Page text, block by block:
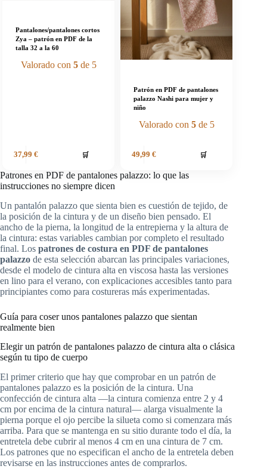
Pantalones/pantalones cortos
Zya – patrón en PDF de la
talla 32 a la 60
Valorado con 5de 5
37,99 € 🛒
Patrón en PDF de pantalones
palazzo Nashi para mujer y
niño
Valorado con 5de 5
49,99 €
🛒
Patrones en PDF de pantalones palazzo: lo que las
instrucciones no siempre dicen
Un pantalón palazzo que sienta bien es cuestión de tejido, de
la posición de la cintura y de un diseño bien pensado. El
ancho de la pierna, la longitud de la entrepierna y la altura de
la cintura: estas variables cambian por completo el resultado
final. Los patrones de costura en PDF de pantalones
palazzo de esta selección abarcan las principales variaciones,
desde el modelo de cintura alta en viscosa hasta las versiones
en lino para el verano, con explicaciones accesibles tanto para
principiantes como para costureras más experimentadas.
Guía para coser unos pantalones palazzo que sientan
realmente bien
Elegir un patrón de pantalones palazzo de cintura alta o clásica
según tu tipo de cuerpo
El primer criterio que hay que comprobar en un patrón de
pantalones palazzo es la posición de la cintura. Una
confección de cintura alta —la cintura comienza entre 2 y 4
cm por encima de la cintura natural— alarga visualmente la
pierna porque el ojo percibe la silueta como si comenzara más
arriba. Para que se mantenga en su sitio durante todo el día, la
entretela debe cubrir al menos 4 cm en una cintura de 7 cm.
Los patrones que no especifican el ancho de la entretela deben
revisarse en las instrucciones antes de comprarlos.